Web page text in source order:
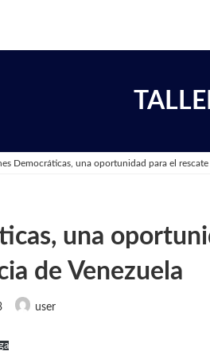
Democráticas, una oportunidad para el
una
de Venezuela
user